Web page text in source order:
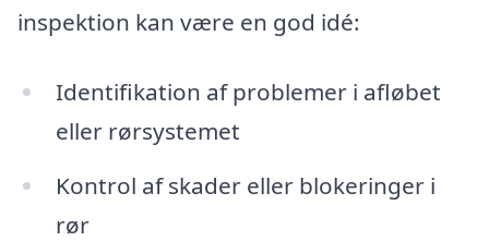
inspektion kan være en god idé:
Identifikation af problemer i afløbet
eller rørsystemet
Kontrol af skader eller blokeringer i
rør